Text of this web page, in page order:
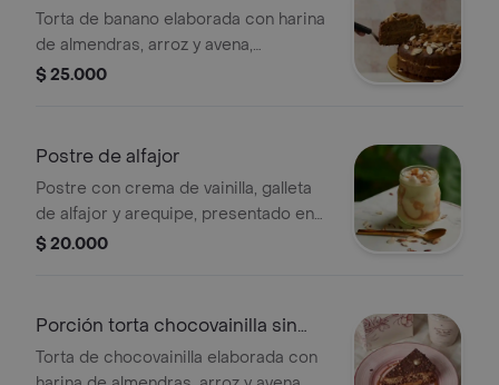
Torta de banano elaborada con harina
de almendras, arroz y avena,
endulzada con monkt fruit y rellena
$ 25.000
Postre de alfajor
Postre con crema de vainilla, galleta
de alfajor y arequipe, presentado en
un frasco.
$ 20.000
Porción torta chocovainilla sin
azucar
Torta de chocovainilla elaborada con